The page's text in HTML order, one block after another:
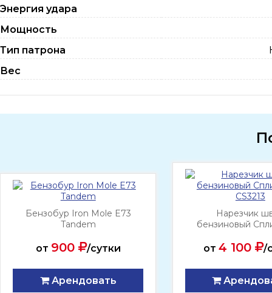
Энергия удара
Мощность
Тип патрона
Вес
Бензобур Iron Mole E73
Tandem
от 900 /сутки
Арендовать
Нарезчик
бензиновый
от 4 100 /